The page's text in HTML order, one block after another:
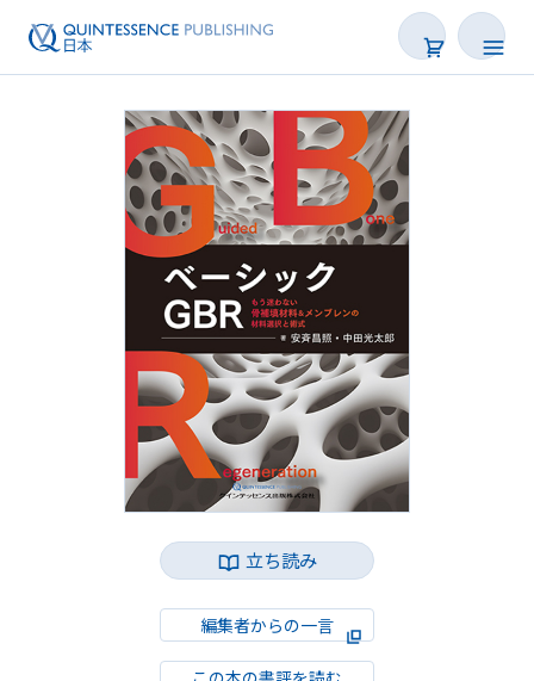
書籍
雑誌
映像
電子BOOK
著者一覧
立ち読み
編集者からの一言